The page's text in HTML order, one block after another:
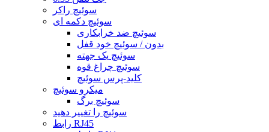
سوئیچ راکر
سوئیچ دکمه ای
سوئیچ ضد خرابکاری
بدون / سوئیچ خود قفل
سوئیچ یک جهته
سوئیچ چراغ قوه
کلید-پرس سوئیچ
میکرو سوئیچ
سوئیچ برگ
سوئیچ را تغییر دهید
رابط RJ45